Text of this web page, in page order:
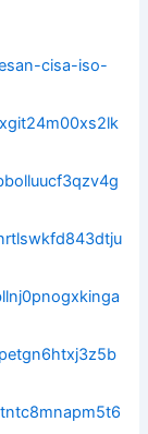
cisa-iso-